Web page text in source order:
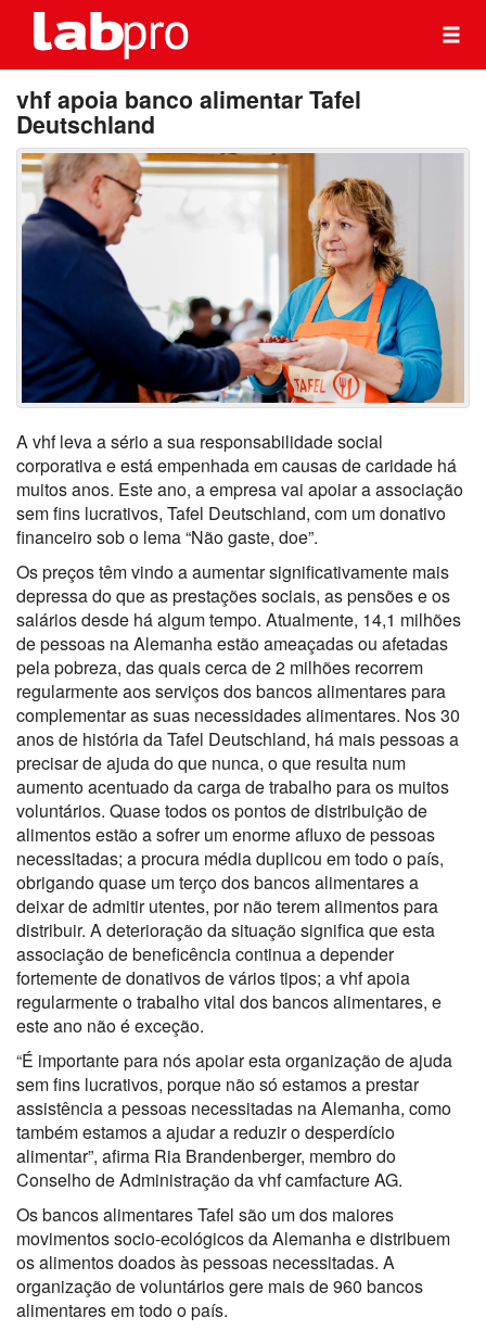
vhf apoia banco alimentar Tafel
Deutschland
A vhf leva a sério a sua responsabilidade social
corporativa e está empenhada em causas de caridade há
muitos anos. Este ano, a empresa vai apoiar a associação
sem fins lucrativos, Tafel Deutschland, com um donativo
financeiro sob o lema “Não gaste, doe”.
Os preços têm vindo a aumentar significativamente mais
depressa do que as prestações sociais, as pensões e os
salários desde há algum tempo. Atualmente, 14,1 milhões
de pessoas na Alemanha estão ameaçadas ou afetadas
pela pobreza, das quais cerca de 2 milhões recorrem
regularmente aos serviços dos bancos alimentares para
complementar as suas necessidades alimentares. Nos 30
anos de história da Tafel Deutschland, há mais pessoas a
precisar de ajuda do que nunca, o que resulta num
aumento acentuado da carga de trabalho para os muitos
voluntários. Quase todos os pontos de distribuição de
alimentos estão a sofrer um enorme afluxo de pessoas
necessitadas; a procura média duplicou em todo o país,
obrigando quase um terço dos bancos alimentares a
deixar de admitir utentes, por não terem alimentos para
distribuir. A deterioração da situação significa que esta
associação de beneficência continua a depender
fortemente de donativos de vários tipos; a vhf apoia
regularmente o trabalho vital dos bancos alimentares, e
este ano não é exceção.
“É importante para nós apoiar esta organização de ajuda
sem fins lucrativos, porque não só estamos a prestar
assistência a pessoas necessitadas na Alemanha, como
também estamos a ajudar a reduzir o desperdício
alimentar”, afirma Ria Brandenberger, membro do
Conselho de Administração da vhf camfacture AG.
Os bancos alimentares Tafel são um dos maiores
movimentos socio-ecológicos da Alemanha e distribuem
os alimentos doados às pessoas necessitadas. A
organização de voluntários gere mais de 960 bancos
alimentares em todo o país.